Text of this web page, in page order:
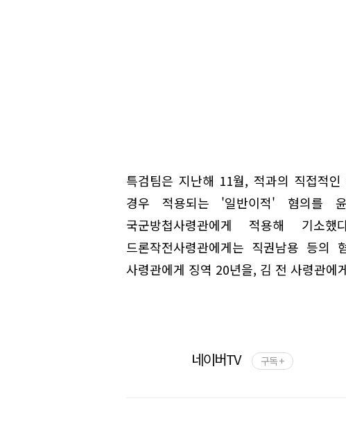
특검팀은 지난해 11월, 적과의 직접적
경우 적용되는 '일반이적' 혐의
국군방첩사령관에게 적용해 기
드론작전사령관에게는 직권남용 등
사령관에게 징역 20년을, 김 전 사령관에
네이버TV 구독 +